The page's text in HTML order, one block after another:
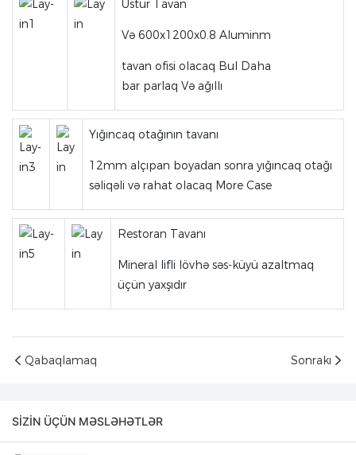
Üstür Tavan
Və 600x1200x0.8 Aluminm
tavan ofisi olacaq Bul Daha
bar parlaq Və ağıllı
Yığıncaq otağının tavanı
12mm alçıpan boyadan sonra yığıncaq otağı
səliqəli və rahat olacaq More Case
Restoran Tavanı
Mineral lifli lövhə səs-küyü azaltmaq
üçün yaxşıdır
Qabaqlamaq Sonrakı
SIZIN ÜÇÜN MƏSLƏHƏTLƏR